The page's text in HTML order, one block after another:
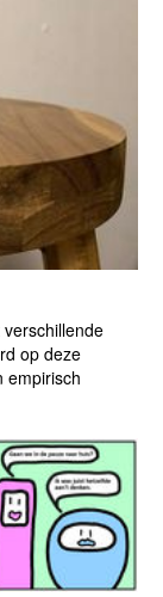
op deze
empirisch